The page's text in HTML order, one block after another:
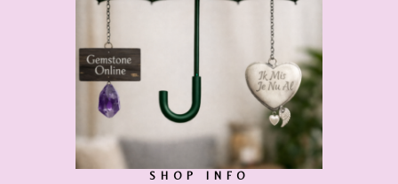
SHOP INFO